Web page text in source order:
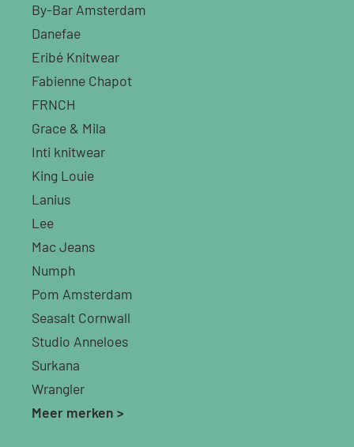
By-Bar Amsterdam
Danefae
Eribé Knitwear
Fabienne Chapot
FRNCH
Grace & Mila
Inti knitwear
King Louie
Lanius
Lee
Mac Jeans
Numph
Pom Amsterdam
Seasalt Cornwall
Studio Anneloes
Surkana
Wrangler
Meer merken >